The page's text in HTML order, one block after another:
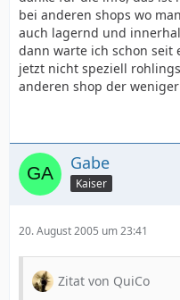
bei anderen shops wo
auch lagernd und
dann warte ich schon seit
jetzt nicht speziell
anderen shop der
Gabe
Kaiser
20. August 2005 um 23:41
Zitat von QuiCo